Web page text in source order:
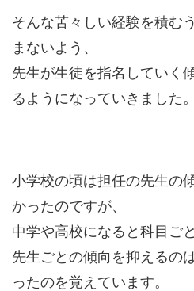
そんな苦々しい経験を積む
まないよう、
先生が生徒を指名していく
るようになっていきました。
小学校の頃は担任の先生の
かったのですが、
中学や高校になると科目ご
先生ごとの傾向を抑えるの
ったのを覚えています。